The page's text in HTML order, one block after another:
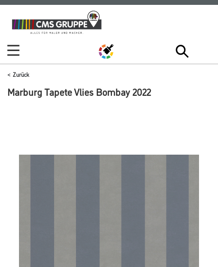
Zum
Inhalt
Zum
Navigationsmenü
Zurück
Marburg Tapete Vlies Bombay 2022